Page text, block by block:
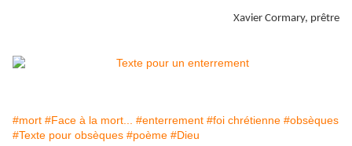
Xavier Cormary, prêtre
#mort #Face à la mort... #enterrement #foi chrétienne #obsèques
#Texte pour obsèques #poème #Dieu